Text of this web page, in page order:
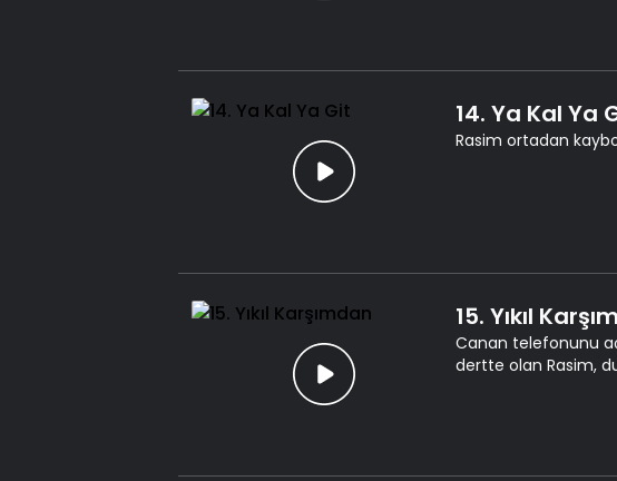
14. Ya Kal Ya
Rasim ortadan
15. Yıkıl
Canan telefonunu
dertte olan Rasim,